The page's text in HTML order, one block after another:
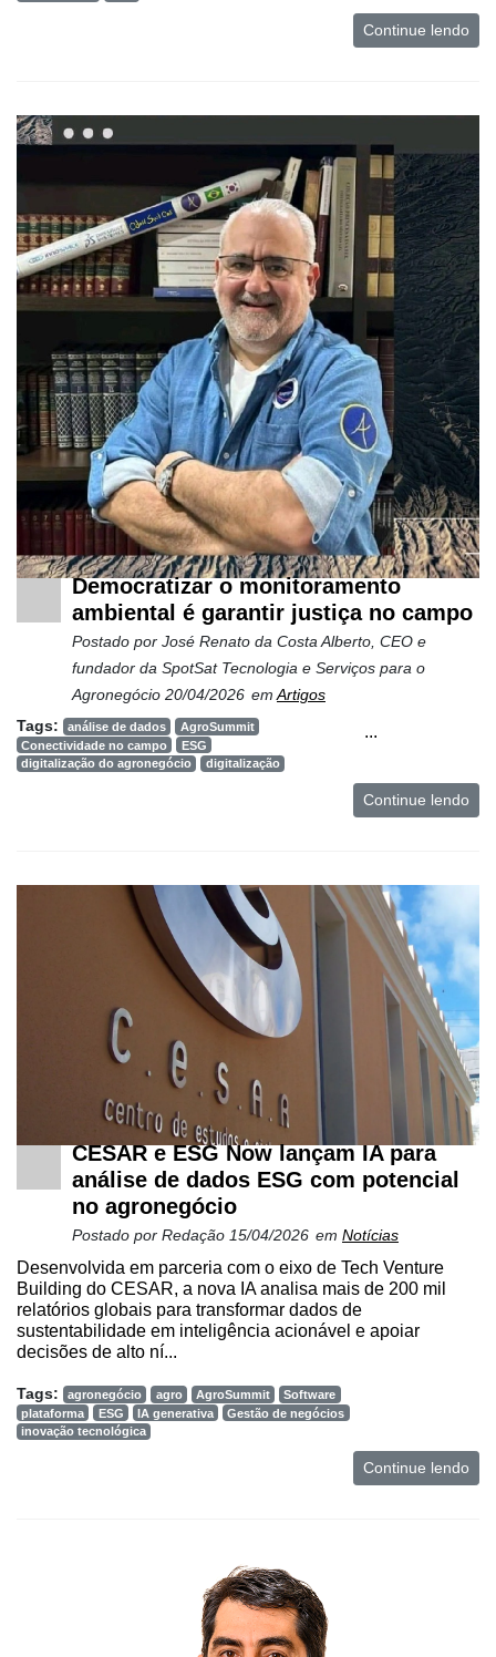
e
Informatização
Agricultura
Vertical
Software
Empresarial
Recursos
Hídricos
Membros
Liberali
Netrin
Néctar
Tecprime
Consulting
Manager
Continue lendo
Democratizar o monitoramento
ambiental é garantir justiça no campo
Postado por José Renato da Costa Alberto, CEO e
fundador da SpotSat Tecnologia e Serviços para o
Agronegócio 20/04/2026 em Artigos
...
Tags: análise de dados
AgroSummit
Conectividade no campo
ESG
digitalização do agronegócio
digitalização
Continue lendo
CESAR e ESG Now lançam IA para
análise de dados ESG com potencial
no agronegócio
Postado por Redação 15/04/2026 em Notícias
Desenvolvida em parceria com o eixo de Tech Venture
Building do CESAR, a nova IA analisa mais de 200 mil
relatórios globais para transformar dados de
sustentabilidade em inteligência acionável e apoiar
decisões de alto ní...
Tags: agronegócio agro AgroSummit
Software
plataforma
ESG IA generativa
Gestão de negócios
inovação tecnológica
Continue lendo